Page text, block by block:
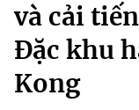
Xã hội
Pháp luật
Văn hóa -
Đời sống
Công nghệ
Giáo dục
và cải
Đặc khu
Kong